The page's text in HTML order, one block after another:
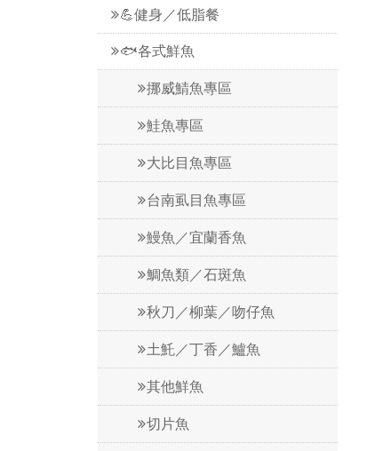
💪健身／低脂餐
🐟各式鮮魚
挪威鯖魚專區
鮭魚專區
大比目魚專區
台南虱目魚專區
鰻魚／宜蘭香魚
鯛魚類／石斑魚
秋刀／柳葉／吻仔魚
土魠／丁香／鱸魚
其他鮮魚
切片魚